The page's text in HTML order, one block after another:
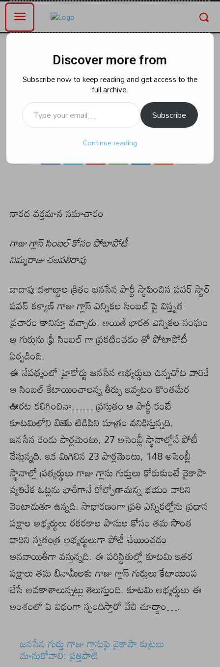
రాజకీయం
గాజు గ్లాస్ సింబల్ కోసం
పోటాపోటీనిమ్మరాజు చలపతిరావు
naradanews.in Sunday, April 21, 2024 12:28 pm 0
నారద వర్తమాన సమాచారం
గాజు గ్లాస్ సింబల్ కోసం పోటాపోటీ
నిమ్మరాజు చలపతిరావు
దాదాపు దశాబ్దాల క్రితం జనసేన పార్టీ స్థాపించిన పవర్ స్టార్
పవన్ కళ్యాణ్ గాజు గ్లాస్ ఎన్నికల సింబల్ పై విస్తృత
ప్రచారం కానిస్తూ వచ్చారు. అయితే భారత ఎన్నికల సంఘం
ఆ గుర్తును ఫ్రీ సింబల్ గా ప్రకటించడం తో పోటాపోటీ
ఏర్పడింది.
ఈ నేపథ్యంలో హైకోర్టు జనసేన అభ్యర్థులు ఉన్నచోట వారికే
ఆ సింబల్ కేటాయించాలన్న తీర్పు ఇవ్వటం కొంతమేర
ఊరట కలిగించినా…… ప్రస్తుతం ఆ పార్టీ కంటే
కూటమిలోని బిజెపి టిడిపిని మాత్రం వనికిస్తున్నది.
జనసేన రెండు పార్లమెంటు, 27 అసెంబ్లీ స్థానాల్లోనే పోటీ
చేస్తున్నది. ఇక మిగిలిన 23 పార్లమెంటు, 148 అసెంబ్లీ
స్థానాల్లో ప్రత్యర్థులు గాజు గ్లాసు గుర్తులు కోరుకుంటే వైకాపా
వ్యతిరేక ఓట్లను భారీగానే కోల్పోతామన్న భయం వారిని
వెంటాడుతూ ఉన్నది. సాధారణంగా ప్రతి ఎన్నికల్లోను ప్రధాన
పక్షాల అభ్యర్థులు రకరకాల పాసుల కోసం తమ సొంత
వారిని స్వతంత్ర అభ్యర్థులుగా పోటీ చేయించడం
ఆనవాయితీగా వస్తున్నది. ఈ పరిస్థితుల్లో కూటమి ఇతర
పక్షాలు తమ బినామీలకు గాజు గ్లాస్ గుర్తులు కేటాయింప
చేసే అవకాశాలున్నట్లు తెలుస్తుంది. కూటమి అభ్యర్థులు ఈ
అంశంలో ఏ విధంగా స్పందిస్తారో వేచి చూద్దాం….
జనసేన గుర్తు గాజు గ్లాసుపై వైకాపా కుట్రలు
మానుకోవాలి: ప్రత్తిపాటి
Discover more from
Subscribe now to keep reading and get access to the
full archive.
Type your email…
Subscribe
Continue reading